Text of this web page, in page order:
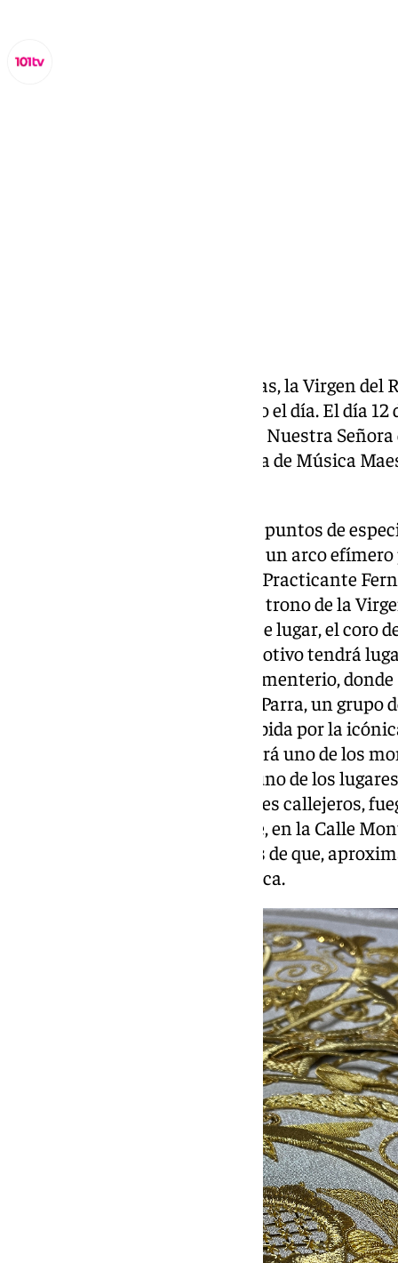
Tras el triduo realizado estos días, la Virgen
con un besamanos durante todo el día. El día
llegará la Procesión de Gloria de Nuestra
calles acompañada por la Banda de Música
El itinerario tradicional incluye puntos de
decorada por el grupo joven con un arco
pétalos en su honor. En la calle Practicante
“La Fragata,” que acompañan el trono de la
alfombra de sal. También en este lugar, el coro
una sevillana. Un momento emotivo tendrá
de la Virgen, a las puertas del cementerio,
fallecidos. En la calle Jurado de Parra, un
con una lluvia de pétalos. La subida por la
acceso a la zona de “La Viña,” será uno de los
mientras que en “Las Cuevas,” uno de los
la Virgen será recibida con altares callejeros,
parte de los vecinos.Finalmente, en la Calle
Patrona con una petalada antes de que,
cortejo regrese a su sede canónica.